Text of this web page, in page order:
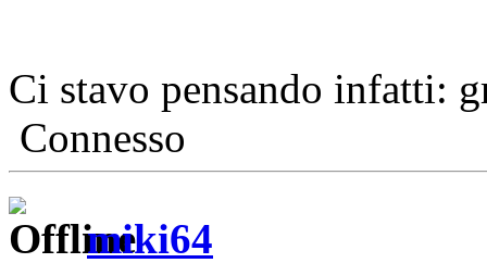
Ci stavo pensando infatti:
Connesso
miki64